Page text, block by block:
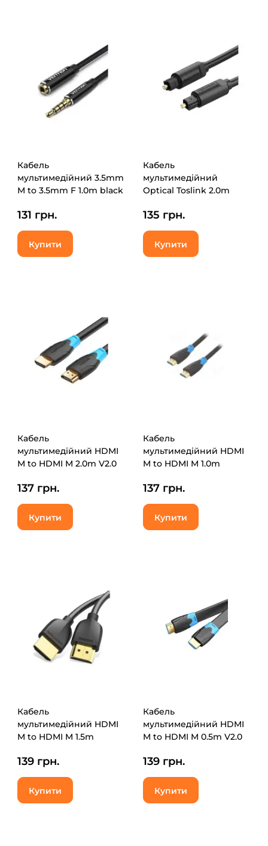
Кабель
мультимедійний 3.5mm
M to 3.5mm F 1.0m black
131 грн.
Купити
Кабель
мультимедійний
Optical Toslink 2.0m
135 грн.
Купити
Кабель
мультимедійний HDMI
M to HDMI M 2.0m V2.0
(AACBH)
137 грн.
Купити
Кабель
мультимедійний HDMI
M to HDMI M 1.0m
(AAGBF)
137 грн.
Купити
Кабель
мультимедійний HDMI
M to HDMI M 1.5m
(AAIBG)
139 грн.
Купити
Кабель
мультимедійний HDMI
M to HDMI M 0.5m V2.0
Vention (AAKBD)
139 грн.
Купити